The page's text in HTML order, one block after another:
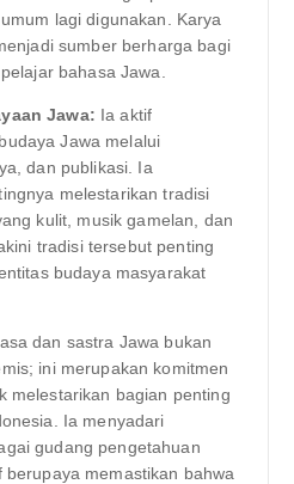
lagi digunakan. Karya
sumber berharga bagi
bahasa Jawa.
Jawa: Ia aktif
Jawa melalui
dan publikasi. Ia
melestarikan tradisi
kulit, musik gamelan, dan
tradisi tersebut penting
budaya masyarakat
dan sastra Jawa bukan
ini merupakan komitmen
melestarikan bagian penting
Ia menyadari
gudang pengetahuan
memastikan bahwa